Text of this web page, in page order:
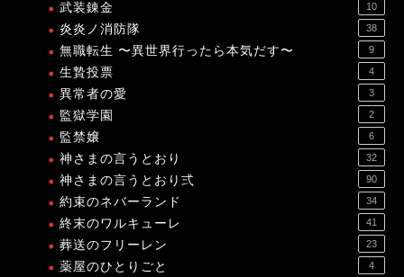
武装錬金 10
炎炎ノ消防隊 38
無職転生 〜異世界行ったら本気だす〜 9
生贄投票 4
異常者の愛 3
監獄学園 2
監禁嬢 6
神さまの言うとおり 32
神さまの言うとおり弍 90
約束のネバーランド 34
終末のワルキューレ 41
葬送のフリーレン 23
薬屋のひとりごと 4